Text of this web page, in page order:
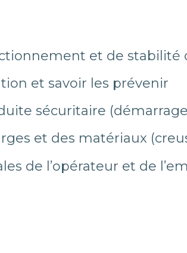
et de stabilité
et savoir les prévenir
sécuritaire
et des matériaux
de l’opérateur et de